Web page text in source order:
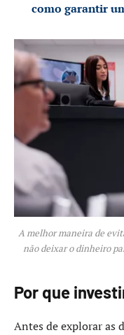
como garantir
A melhor maneira de
não deixar o dinheiro
Por que
Antes de explorar as